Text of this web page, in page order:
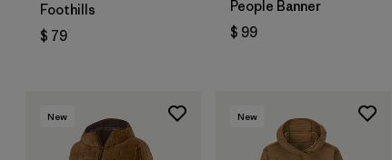
Foothills
$ 79
People Banner
$ 99
New New